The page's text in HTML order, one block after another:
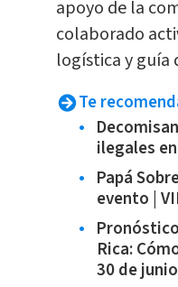
apoyo de la
colaborado
logística y guía
Te
ilegales
Papá
evento |
Rica:
30 de junio